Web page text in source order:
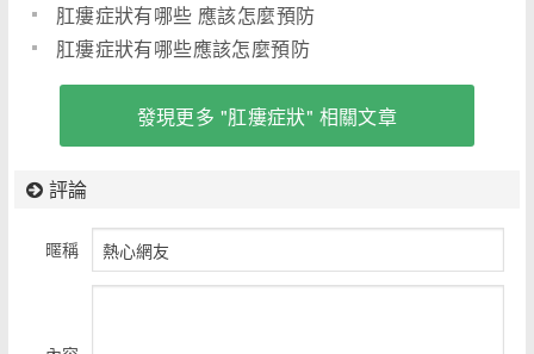
肛瘻症狀有哪些 應該怎麼預防
肛瘻症狀有哪些應該怎麼預防
發現更多 "肛瘻症狀" 相關文章
評論
暱稱